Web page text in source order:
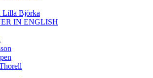
Lilla Björka
IN ENGLISH